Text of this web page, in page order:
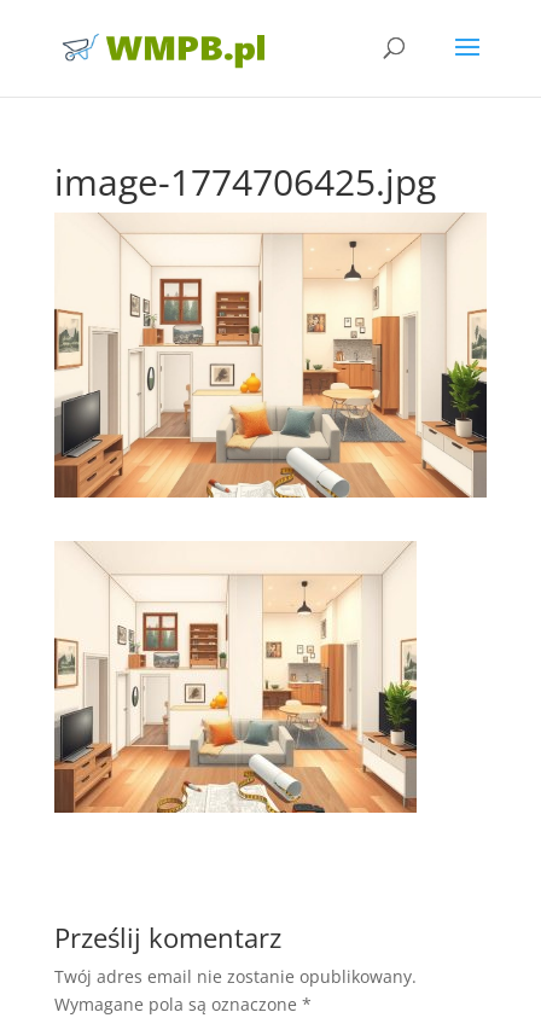
image-1774706425.jpg
Prześlij komentarz
Twój adres email nie zostanie opublikowany.
Wymagane pola są oznaczone *